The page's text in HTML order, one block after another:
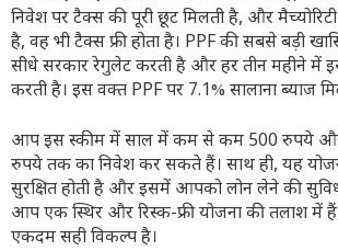
निवेश पर टैक्स की पूरी छूट मिलती है, और
है, वह भी टैक्स फ्री होता है। PPF की सबसे बड़ी
सीधे सरकार रेगुलेट करती है और हर तीन महीने में
करती है। इस वक्त PPF पर 7.1% सालाना ब्याज
आप इस स्कीम में साल में कम से कम 500 रुपये
रुपये तक का निवेश कर सकते हैं। साथ ही, यह
सुरक्षित होती है और इसमें आपको लोन लेने की
आप एक स्थिर और रिस्क-फ्री योजना की तलाश में
एकदम सही विकल्प है।